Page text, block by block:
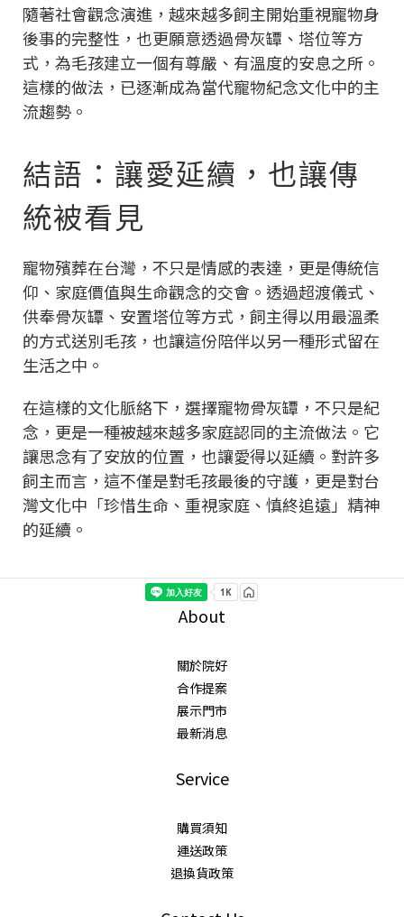
隨著社會觀念演進，越來越多飼主開始重視寵物身
後事的完整性，也更願意透過骨灰罈、塔位等方
式，為毛孩建立一個有尊嚴、有溫度的安息之所。
這樣的做法，已逐漸成為當代寵物紀念文化中的主
流趨勢。
結語：讓愛延續，也讓傳
統被看見
寵物殯葬在台灣，不只是情感的表達，更是傳統信
仰、家庭價值與生命觀念的交會。透過超渡儀式、
供奉骨灰罈、安置塔位等方式，飼主得以用最溫柔
的方式送別毛孩，也讓這份陪伴以另一種形式留在
生活之中。
在這樣的文化脈絡下，選擇寵物骨灰罈，不只是紀
念，更是一種被越來越多家庭認同的主流做法。它
讓思念有了安放的位置，也讓愛得以延續。對許多
飼主而言，這不僅是對毛孩最後的守護，更是對台
灣文化中「珍惜生命、重視家庭、慎終追遠」精神
的延續。
About
關於院好
合作提案
展示門市
最新消息
Service
購買須知
運送政策
退換貨政策